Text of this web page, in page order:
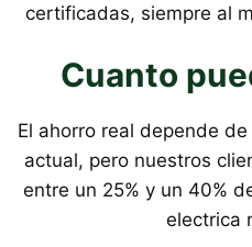
certificadas, siempre al
Cuanto
El ahorro real depende
actual, pero nuestros
entre un 25% y un 40%
electrica